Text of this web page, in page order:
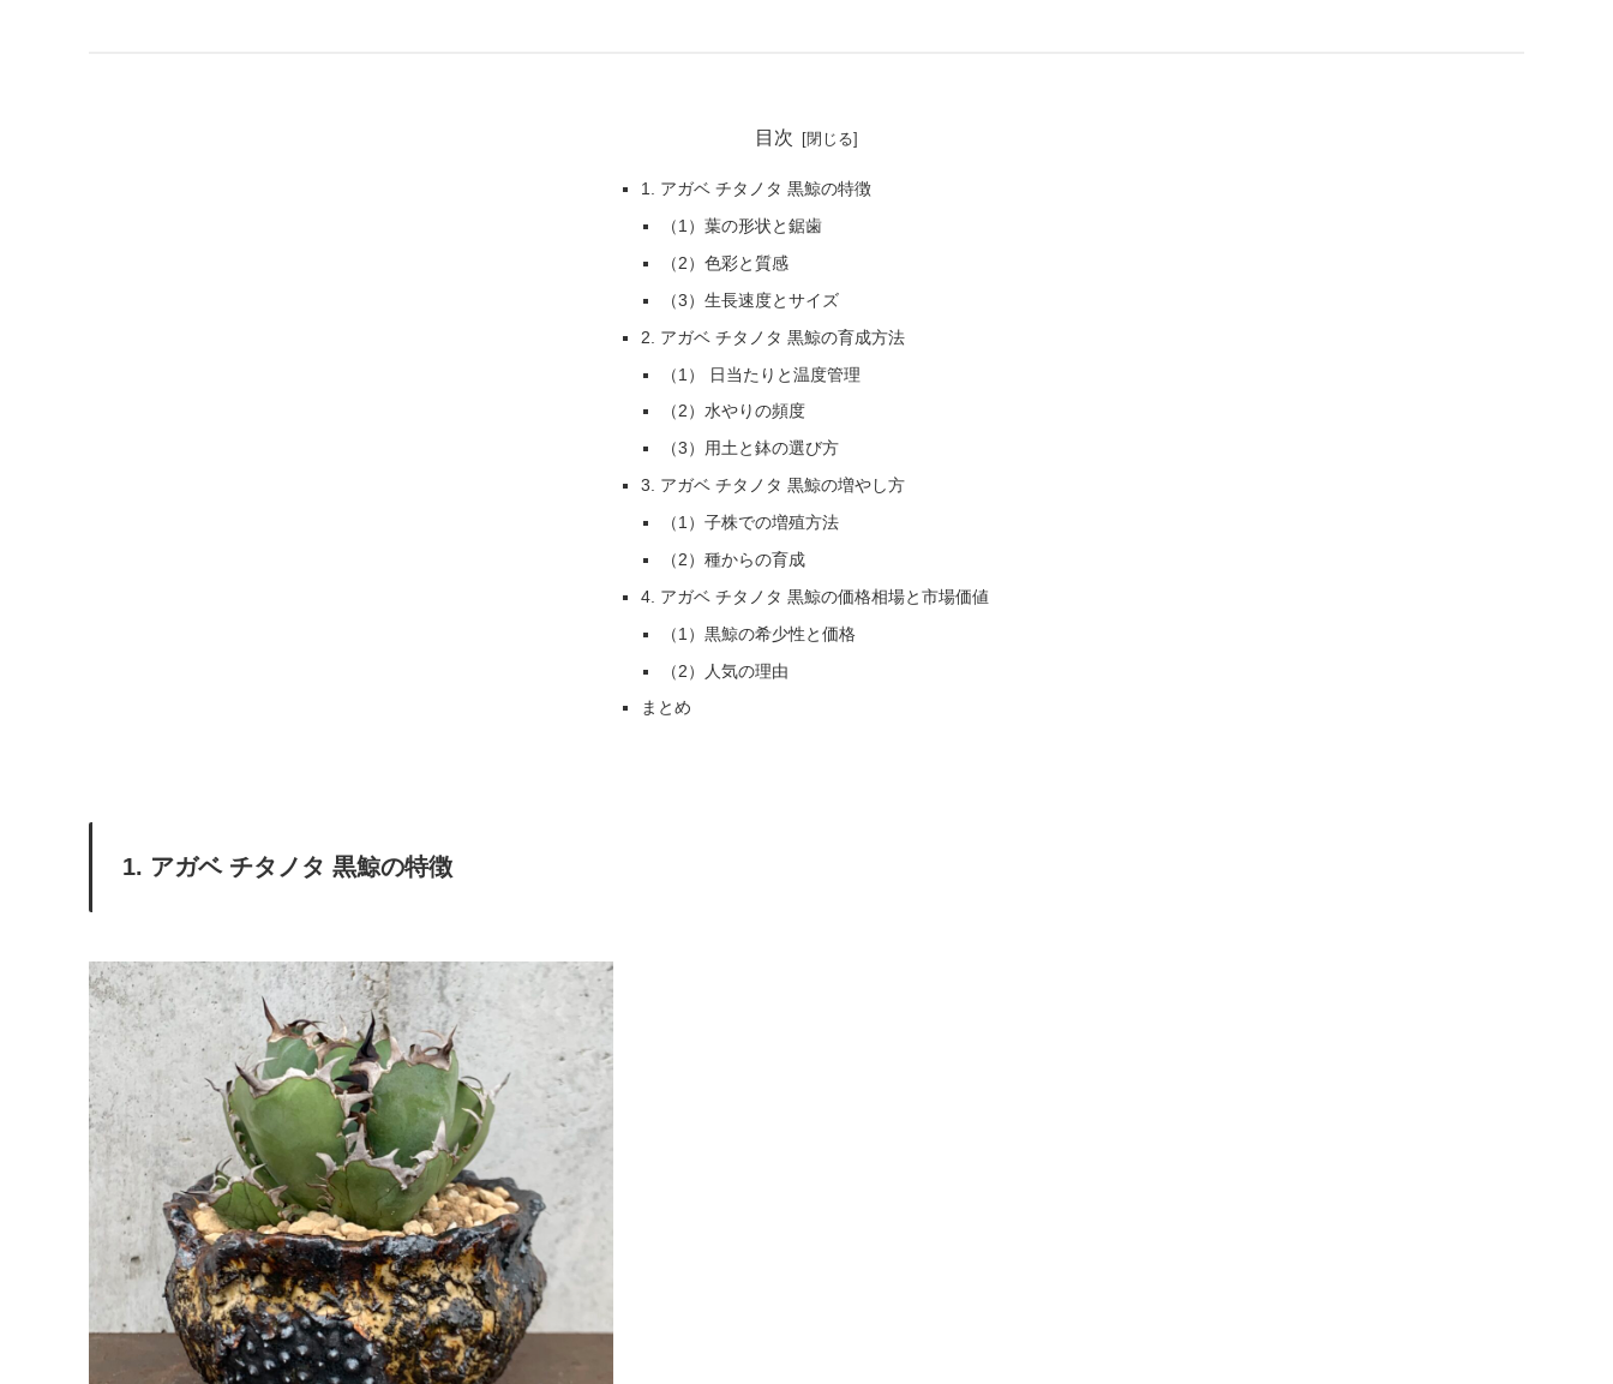
目次
1. アガベ チタノタ 黒鯨の特徴
（1）葉の形状と鋸歯
（2）色彩と質感
（3）生長速度とサイズ
2. アガベ チタノタ 黒鯨の育成方法
（1） 日当たりと温度管理
（2）水やりの頻度
（3）用土と鉢の選び方
3. アガベ チタノタ 黒鯨の増やし方
（1）子株での増殖方法
（2）種からの育成
4. アガベ チタノタ 黒鯨の価格相場と市場価値
（1）黒鯨の希少性と価格
（2）人気の理由
まとめ
1. アガベ チタノタ 黒鯨の特徴